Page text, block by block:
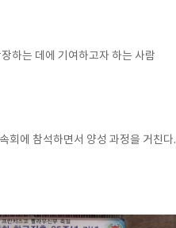
하는 데에 기여하고자 하는 사람
회에 참석하면서 양성 과정을 거친다.